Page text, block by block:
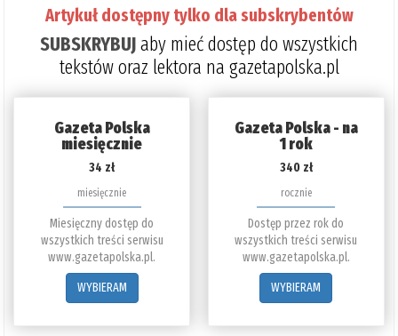
Artykuł dostępny tylko dla subskrybentów
SUBSKRYBUJaby mieć dostęp do wszystkich
tekstów oraz lektora na gazetapolska.pl
Gazeta Polska
miesięcznie
34 zł
miesięcznie
Miesięczny dostęp do
wszystkich treści serwisu
www.gazetapolska.pl.
WYBIERAM
Gazeta Polska - na
1 rok
340 zł
rocznie
Dostęp przez rok do
wszystkich treści serwisu
www.gazetapolska.pl.
WYBIERAM